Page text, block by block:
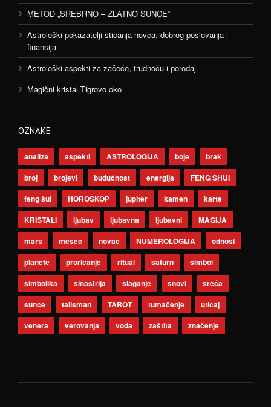
METOD „SREBRNO – ZLATNO SUNCE“
Astrološki pokazatelji sticanja novca, dobrog poslovanja i
finansija
Astrološki aspekti za začeće, trudnoću i porođaj
Magični kristal Tigrovo oko
OZNAKE
analiza aspekti ASTROLOGIJA boje
brak
broj
brojevi budućnost energija
FENG SHUI
feng šui
HOROSKOP jupiter kamen
karte
KRISTALI
ljubav ljubavna ljubavni
MAGIJA
mars
mesec novac NUMEROLOGIJA
odnosi
planete
proricanje ritual saturn
simbol
simbolika
sinastrija slaganje snovi
sreća
sunce
talisman TAROT tumačenje
uticaj
venera
verovanja voda zaštita značenje